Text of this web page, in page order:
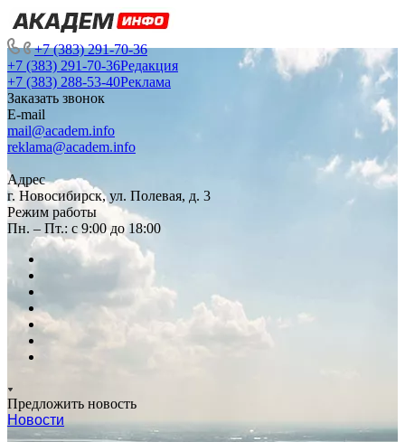
+7 (383) 291-70-36
+7 (383) 291-70-36Редакция
+7 (383) 288-53-40Реклама
Заказать звонок
E-mail
mail@academ.info
reklama@academ.info
Адрес
г. Новосибирск, ул. Полевая, д. 3
Режим работы
Пн. – Пт.: с 9:00 до 18:00
Предложить новость
Новости